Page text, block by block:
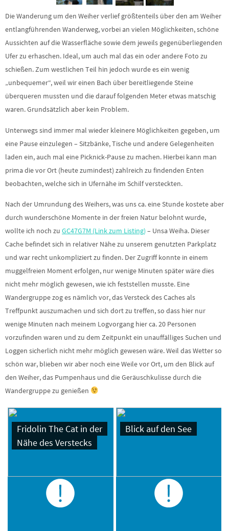
Die Wanderung um den Weiher verlief größtenteils über den am Weiher
entlangführenden Wanderweg, vorbei an vielen Möglichkeiten, schöne
Aussichten auf die Wasserfläche sowie dem jeweils gegenüberliegenden
Ufer zu erhaschen. Ideal, um auch mal das ein oder andere Foto zu
schießen. Zum westlichen Teil hin jedoch wurde es ein wenig
„unbequemer“, weil wir einen Bach über bereitliegende Steine
überqueren mussten und die darauf folgenden Meter etwas matschig
waren. Grundsätzlich aber kein Problem.
Unterwegs sind immer mal wieder kleinere Möglichkeiten gegeben, um
eine Pause einzulegen – Sitzbänke, Tische und andere Gelegenheiten
laden ein, auch mal eine Picknick-Pause zu machen. Hierbei kann man
prima die vor Ort (heute zumindest) zahlreich zu findenden Enten
beobachten, welche sich in Ufernähe im Schilf versteckten.
Nach der Umrundung des Weihers, was uns ca. eine Stunde kostete aber
durch wunderschöne Momente in der freien Natur belohnt wurde,
wollte ich noch zu GC47G7M (Link zum Listing) – Unsa Weiha. Dieser
Cache befindet sich in relativer Nähe zu unserem genutzten Parkplatz
und war recht unkompliziert zu finden. Der Zugriff konnte in einem
muggelfreien Moment erfolgen, nur wenige Minuten später wäre dies
nicht mehr möglich gewesen, wie ich feststellen musste. Eine
Wandergruppe zog es nämlich vor, das Versteck des Caches als
Treffpunkt auszumachen und sich dort zu treffen, so dass hier nur
wenige Minuten nach meinem Logvorgang hier ca. 20 Personen
vorzufinden waren und zu dem Zeitpunkt ein unauffälliges Suchen und
Loggen sicherlich nicht mehr möglich gewesen wäre. Weil das Wetter so
schön war, blieben wir aber noch eine Weile vor Ort, um den Blick auf
den Weiher, das Pumpenhaus und die Geräuschkulisse durch die
Wandergruppe zu genießen
Fridolin The Cat in der
Nähe des Verstecks
Blick auf den See